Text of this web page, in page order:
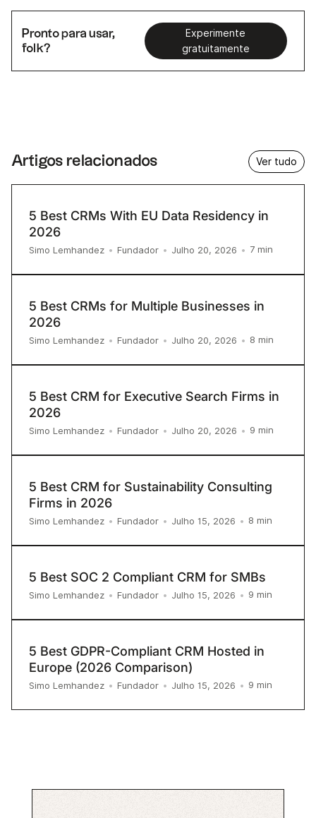
Pronto para usar,
folk?
Experimente
gratuitamente
Artigos relacionados Ver tudo
5 Best CRMs With EU Data Residency in
2026
Simo Lemhandez • Fundador • Julho 20, 2026 • 7 min
5 Best CRMs for Multiple Businesses in
2026
Simo Lemhandez • Fundador • Julho 20, 2026 • 8 min
5 Best CRM for Executive Search Firms in
2026
Simo Lemhandez • Fundador • Julho 20, 2026 • 9 min
5 Best CRM for Sustainability Consulting
Firms in 2026
Simo Lemhandez • Fundador • Julho 15, 2026 • 8 min
5 Best SOC 2 Compliant CRM for SMBs
Simo Lemhandez • Fundador • Julho 15, 2026 • 9 min
5 Best GDPR-Compliant CRM Hosted in
Europe (2026 Comparison)
Simo Lemhandez • Fundador • Julho 15, 2026 • 9 min